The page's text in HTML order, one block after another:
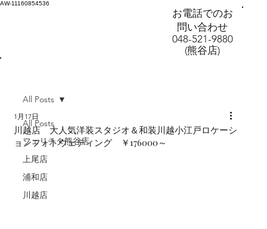
AW-11160854536
お電話でのお
問い合わせ
048-521-9880
(熊谷店)
All Posts
フェリチタ熊谷店
上尾店
浦和店
川越店
All Posts
川越店 大人気洋装スタジオ＆和装川越小江戸ロケーシ
ョンフォトウェディング ￥176000～
1月17日